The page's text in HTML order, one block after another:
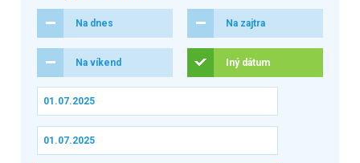
Na dnes Na zajtra
Na víkend Iný dátum